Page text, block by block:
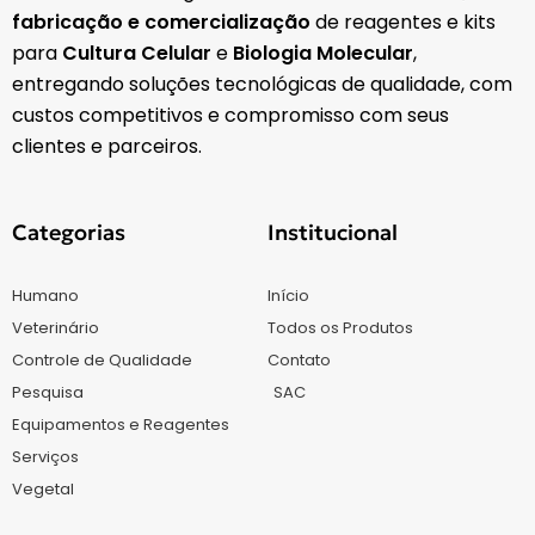
fabricação e comercialização de reagentes e kits
para Cultura Celular e Biologia Molecular,
entregando soluções tecnológicas de qualidade, com
custos competitivos e compromisso com seus
clientes e parceiros.
Categorias
Humano
Veterinário
Controle de Qualidade
Pesquisa
Equipamentos e Reagentes
Serviços
Vegetal
Institucional
Início
Todos os Produtos
Contato
SAC